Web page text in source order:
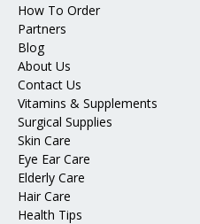
How To Order
Partners
Blog
About Us
Contact Us
Vitamins & Supplements
Surgical Supplies
Skin Care
Eye Ear Care
Elderly Care
Hair Care
Health Tips